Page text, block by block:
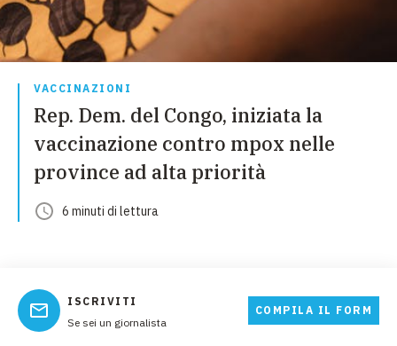
VACCINAZIONI
Rep. Dem. del Congo, iniziata la
vaccinazione contro mpox nelle
province ad alta priorità
6 minuti di lettura
ISCRIVITI
Se sei un giornalista
COMPILA IL FORM